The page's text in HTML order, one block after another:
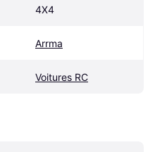
4X4
Arrma
Voitures RC